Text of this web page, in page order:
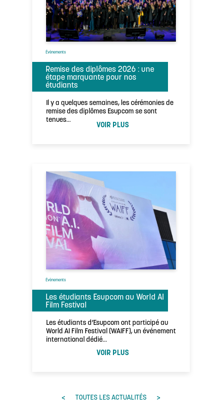
Évènements
Remise des diplômes 2026 : une
étape marquante pour nos
étudiants
Il y a quelques semaines, les cérémonies de
remise des diplômes Esupcom se sont
tenues…
VOIR PLUS
Évènements
Les étudiants Esupcom au World AI
Film Festival
Les étudiants d’Esupcom ont participé au
World AI Film Festival (WAIFF), un événement
international dédié…
VOIR PLUS
< TOUTES LES ACTUALITÉS >